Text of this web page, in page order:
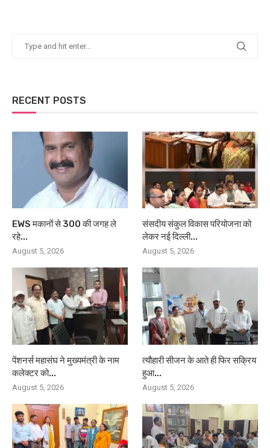
RECENT POSTS
EWS मकानों से 300 की जगह ले
रहे...
August 5, 2026
संसदीय संकुल विकास परियोजना को
लेकर नई दिल्ली...
August 5, 2026
पेंशनर्स महासंघ ने मुख्यमंत्री के नाम
कलेक्टर को...
August 5, 2026
त्यौहारी सीजन के आते ही फिर सक्रिय
हुआ...
August 5, 2026